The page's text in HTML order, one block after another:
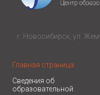
г. Новосибирск, ул.
Главная страница
Сведения об
образовательной